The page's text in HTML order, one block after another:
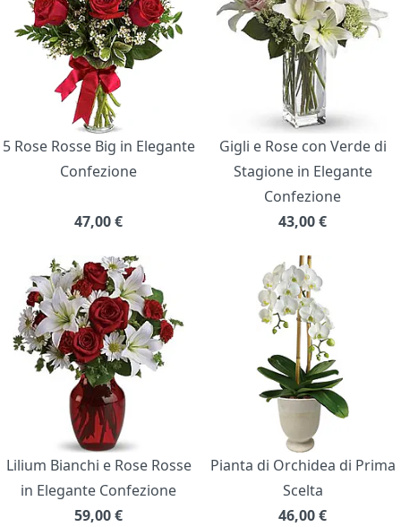
5 Rose Rosse Big in Elegante
Confezione
47,00€
Gigli e Rose con Verde di
Stagione in Elegante
Confezione
43,00€
Lilium Bianchi e Rose Rosse
in Elegante Confezione
59,00€
Pianta di Orchidea di Prima
Scelta
46,00€